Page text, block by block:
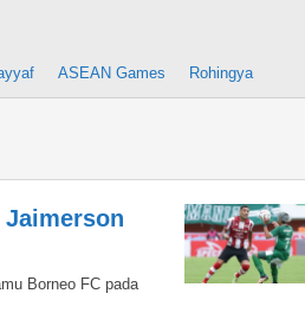
ASEAN Games Rohingya
Jaimerson
Borneo FC pada